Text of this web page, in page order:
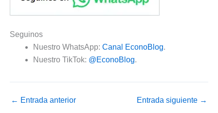
Seguinos
Nuestro WhatsApp: Canal EconoBlog.
Nuestro TikTok: @EconoBlog.
← Entrada anterior Entrada siguiente →